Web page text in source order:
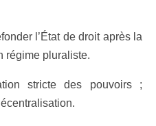
l’État de droit après la
régime pluraliste.
stricte des pouvoirs ;